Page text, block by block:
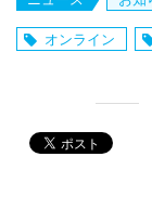
オンライン